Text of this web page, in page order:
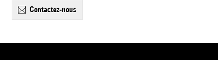
contactez-nous